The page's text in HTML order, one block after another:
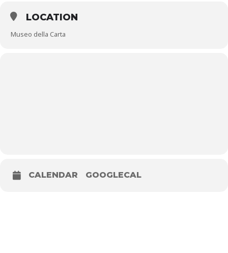
Per maggiori informazioni e prenotazioni
relazioniesterne@museodellacarta.org | museodellacarta.org
LOCATION
Museo della Carta
CALENDAR GOOGLECAL